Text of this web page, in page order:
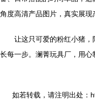
角度高清产品图片，真实展现
让这只可爱的粉红小猪
长每一步。澜菁玩具厂，用心
如若转载，请注明出处：